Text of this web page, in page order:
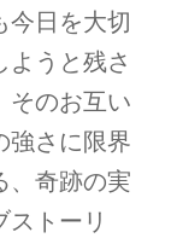
今日を大切
ようと残さ
そのお互い
強さに限界
、奇跡の実
トーリ